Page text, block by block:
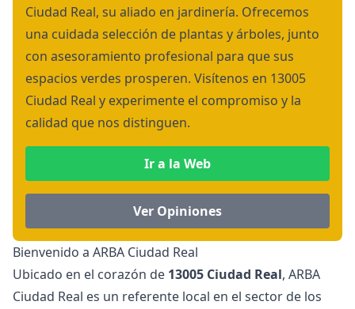
Ciudad Real, su aliado en jardinería. Ofrecemos
una cuidada selección de plantas y árboles, junto
con asesoramiento profesional para que sus
espacios verdes prosperen. Visítenos en 13005
Ciudad Real y experimente el compromiso y la
calidad que nos distinguen.
Ir a la Web
Ver Opiniones
Bienvenido a ARBA Ciudad Real
Ubicado en el corazón de 13005 Ciudad Real, ARBA
Ciudad Real es un referente local en el sector de los